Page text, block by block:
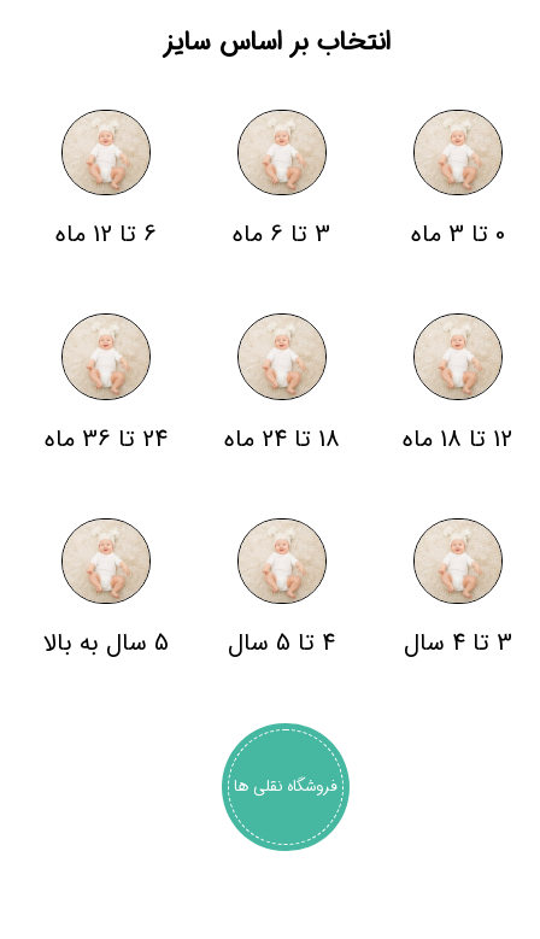
0 تا 3 ماه 3 تا 6 ماه 6 تا 12 ماه
12 تا 18 ماه 18 تا 24 ماه 24 تا 36 ماه
3 تا 4 سال 4 تا 5 سال 5 سال به بالا
انتخاب بر اساس سایز
فروشگاه نقلی ها